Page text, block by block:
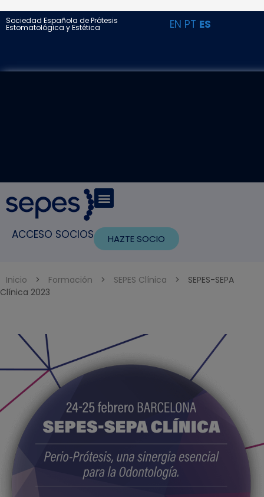
Sociedad Española de Prótesis
Estomatológica y Estética EN PT ES
ACCESO SOCIOS HAZTE SOCIO
Inicio > Formación > SEPES Clínica >
SEPES-SEPA
Clínica 2023